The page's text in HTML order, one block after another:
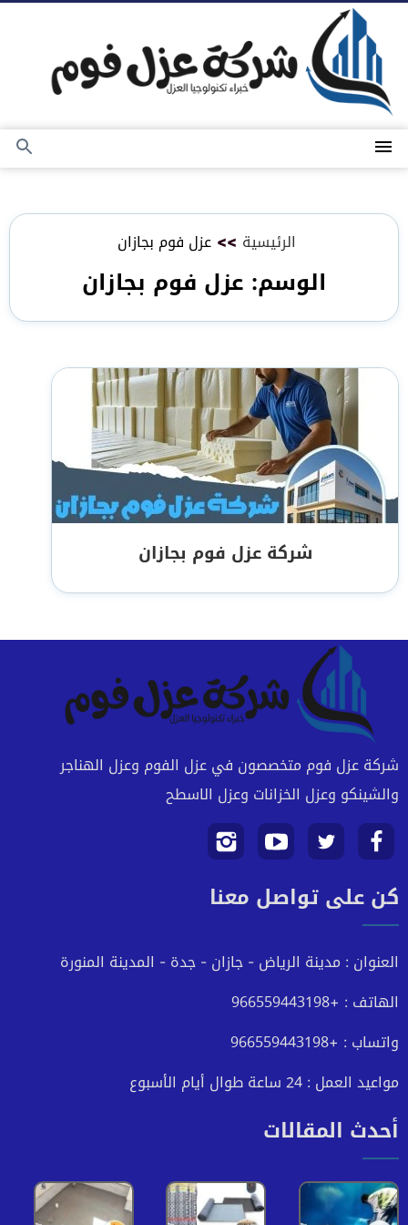
المحتوى
القائمة
بحث
الرئيسية >> عزل فوم بجازان
الوسم: عزل فوم بجازان
شركة عزل فوم بجازان
شركة عزل فوم متخصصون في عزل الفوم وعزل الهناجر
والشينكو وعزل الخزانات وعزل الاسطح
تابعنا
على
تابعنا
على
تابعنا
على
تابعنا
علىكن على تواصل معنا
العنوان : مدينة الرياض - جازان - جدة - المدينة المنورة
الهاتف : +966559443198
واتساب : +966559443198
مواعيد العمل : 24 ساعة طوال أيام الأسبوع
أحدث المقالات